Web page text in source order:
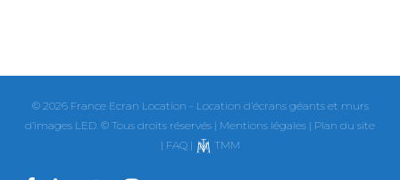
© 2026 France Ecran Location - Location d’écrans géants et murs
d’images LED. © Tous droits réservés | Mentions légales | Plan du site
| FAQ| TMM